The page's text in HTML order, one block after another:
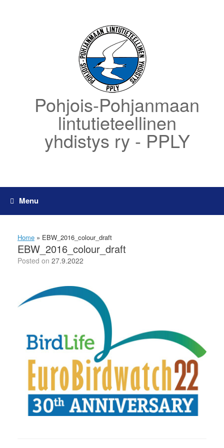
Pohjois-Pohjanmaan
lintutieteellinen
yhdistys ry - PPLY
Menu
Home » EBW_2016_colour_draft
EBW_2016_colour_draft
Posted on 27.9.2022